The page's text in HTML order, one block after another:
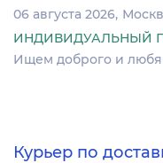
06 августа 2026
ИНДИВИДУАЛЬНЫЙ
Ищем доброго и
Курьер по